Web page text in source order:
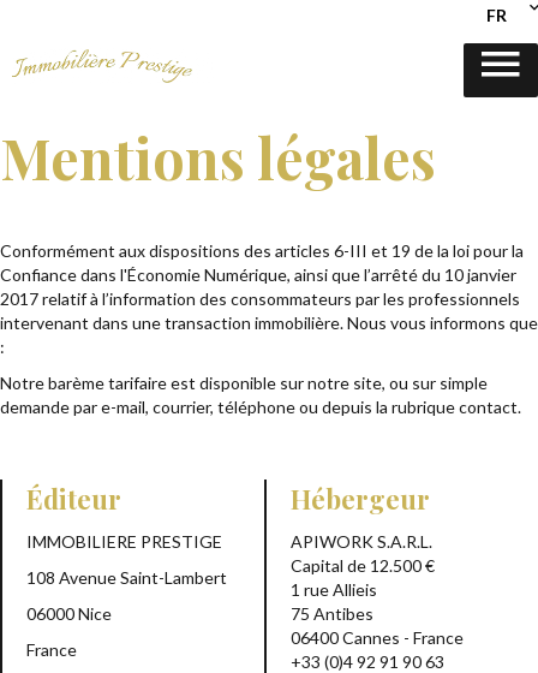
FR
Mentions légales
Conformément aux dispositions des articles 6-III et 19 de la loi pour la
Confiance dans l'Économie Numérique, ainsi que l’arrêté du 10 janvier
2017 relatif à l’information des consommateurs par les professionnels
intervenant dans une transaction immobilière. Nous vous informons que
:
Notre barème tarifaire est disponible sur notre site, ou sur simple
demande par e-mail, courrier, téléphone ou depuis la rubrique contact.
Éditeur
IMMOBILIERE PRESTIGE
108 Avenue Saint-Lambert
06000 Nice
France
Hébergeur
APIWORK S.A.R.L.
Capital de 12.500 €
1 rue Allieis
75 Antibes
06400 Cannes - France
+33 (0)4 92 91 90 63